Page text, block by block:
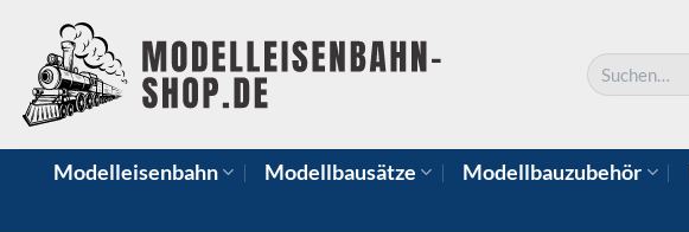
Inhalt
springen
Suchen
nach:
Modelleisenbahn Modellbausätze Modellbauzubehör